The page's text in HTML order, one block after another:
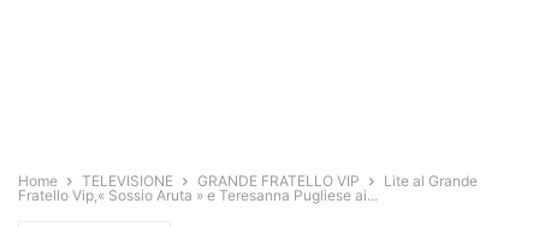
Home TELEVISIONE GRANDE FRATELLO VIP
Lite al Grande
Fratello Vip,« Sossio Aruta » e Teresanna Pugliese ai...